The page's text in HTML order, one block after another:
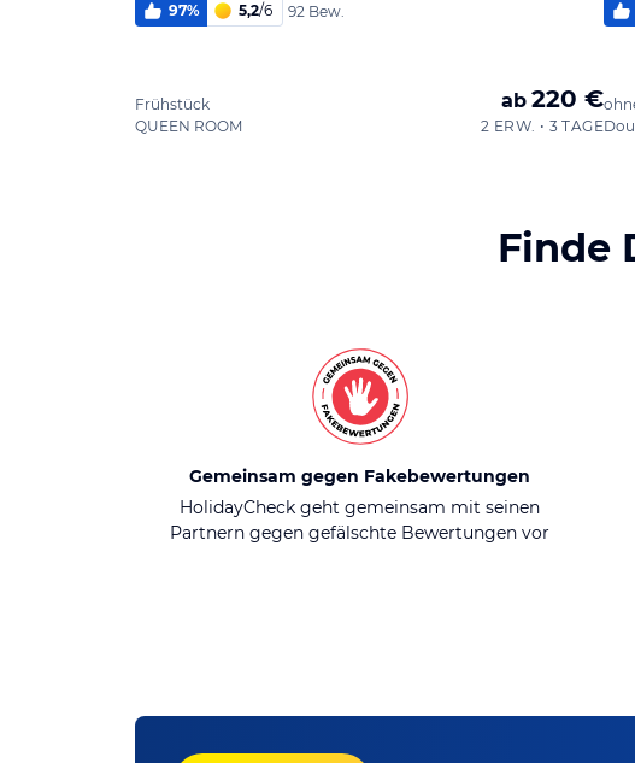
97% 5,2/6 92 Bew.
Frühstück
QUEEN ROOM
ab 220 €
2 ERW. • 3 TAGE
Finde
Gemeinsam gegen Fakebewertungen
HolidayCheck geht gemeinsam mit seinen
Partnern gegen gefälschte Bewertungen vor